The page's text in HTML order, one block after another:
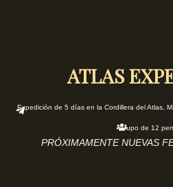
ATLAS
Expedición de 5 días en la Cordillera del Atlas,
Grupo de 12
PRÓXIMAMENTE NUEVAS